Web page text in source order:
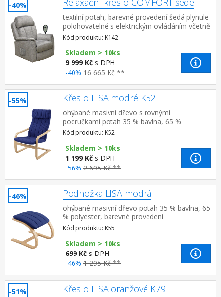
-40% Relaxační křeslo COMFORT šedé
textilní potah, barevné provedení šedá plynule
polohovatelné s elektrickým ovládáním včetně
zvednutí křesla pro snadnější vstávání výška
sedu 49 cm, d...
Kód produktu: K142
Skladem > 10ks
9 999 Kč s DPH
-40% 16 665 Kč **
-55% Křeslo LISA modré K52
ohýbané masivní dřevo s rovnými
područkami potah 35 % bavlna, 65 %
polyester, barevné provedení modrá možno
doplnit podnožkouu LISA K55
Kód produktu: K52
Skladem > 10ks
1 199 Kč s DPH
-56% 2 695 Kč **
-46% Podnožka LISA modrá
ohýbané masivní dřevo potah 35 % bavlna, 65
% polyester, barevné provedení
modrá doplněk ke křeslu LISA K52
Kód produktu: K55
Skladem > 10ks
699 Kč s DPH
-46% 1 295 Kč **
-51% Křeslo LISA oranžové K79